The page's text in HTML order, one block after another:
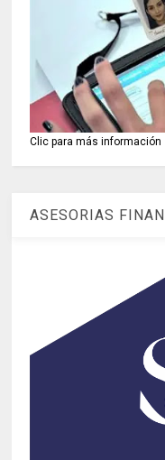
Clic para más información
ASESORIAS